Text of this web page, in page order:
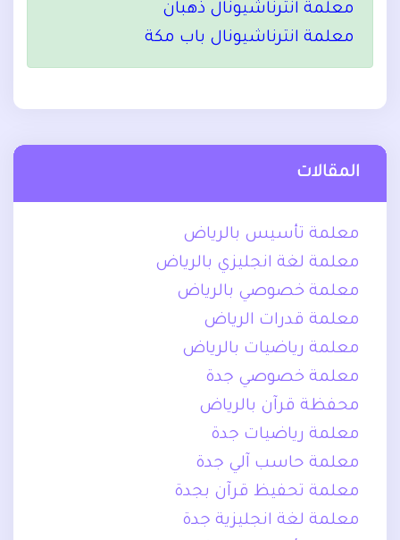
معلمة انترناشيونال ذهبان
معلمة انترناشيونال باب مكة
المقالات
معلمة تأسيس بالرياض
معلمة لغة انجليزي بالرياض
معلمة خصوصي بالرياض
معلمة قدرات الرياض
معلمة رياضيات بالرياض
معلمة خصوصي جدة
محفظة قرآن بالرياض
معلمة رياضيات جدة
معلمة حاسب آلي جدة
معلمة تحفيظ قرآن بجدة
معلمة لغة انجليزية جدة